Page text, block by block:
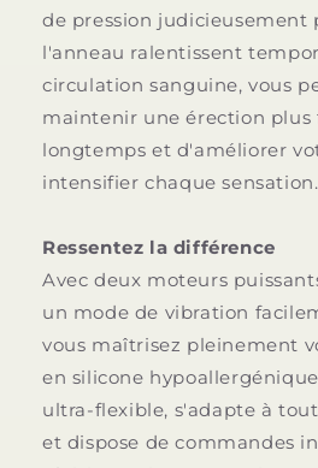
de pression judicieusement
l'anneau ralentissent
circulation sanguine, vous
maintenir une érection plus
longtemps et d'améliorer
intensifier chaque sensation.
Ressentez la différence
Avec deux moteurs
un mode de vibration
vous maîtrisez pleinement
en silicone
ultra-flexible, s'adapte à
et dispose de commandes